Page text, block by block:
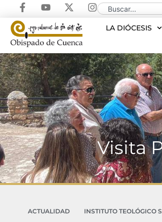
LA DIÓCESIS
Visita
ACTUALIDAD INSTITUTO TEOLÓGICO